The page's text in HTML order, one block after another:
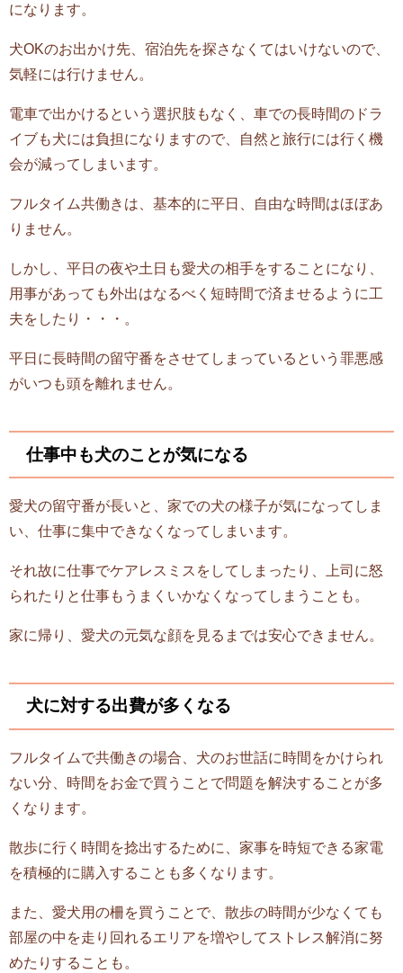
になります。
犬OKのお出かけ先、宿泊先を探さなくてはいけないので、
気軽には行けません。
電車で出かけるという選択肢もなく、車での長時間のドラ
イブも犬には負担になりますので、自然と旅行には行く機
会が減ってしまいます。
フルタイム共働きは、基本的に平日、自由な時間はほぼあ
りません。
しかし、平日の夜や土日も愛犬の相手をすることになり、
用事があっても外出はなるべく短時間で済ませるように工
夫をしたり・・・。
平日に長時間の留守番をさせてしまっているという罪悪感
がいつも頭を離れません。
仕事中も犬のことが気になる
愛犬の留守番が長いと、家での犬の様子が気になってしま
い、仕事に集中できなくなってしまいます。
それ故に仕事でケアレスミスをしてしまったり、上司に怒
られたりと仕事もうまくいかなくなってしまうことも。
家に帰り、愛犬の元気な顔を見るまでは安心できません。
犬に対する出費が多くなる
フルタイムで共働きの場合、犬のお世話に時間をかけられ
ない分、時間をお金で買うことで問題を解決することが多
くなります。
散歩に行く時間を捻出するために、家事を時短できる家電
を積極的に購入することも多くなります。
また、愛犬用の柵を買うことで、散歩の時間が少なくても
部屋の中を走り回れるエリアを増やしてストレス解消に努
めたりすることも。